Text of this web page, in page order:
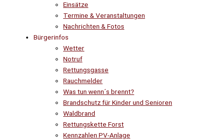
Einsätze
Termine & Veranstaltungen
Nachrichten & Fotos
Bürgerinfos
Wetter
Notruf
Rettungsgasse
Rauchmelder
Was tun wenn´s brennt?
Brandschutz für Kinder und Senioren
Waldbrand
Rettungskette Forst
Kennzahlen PV-Anlage